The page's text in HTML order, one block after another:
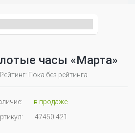
часы «Марта»
Рейтинг: Пока без рейтинга
в продаже
47450.421